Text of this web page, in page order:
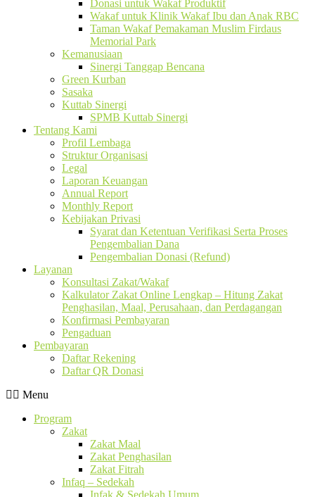
Donasi untuk Wakaf Produktif
Wakaf untuk Klinik Wakaf Ibu dan Anak RBC
Taman Wakaf Pemakaman Muslim Firdaus
Memorial Park
Kemanusiaan
Sinergi Tanggap Bencana
Green Kurban
Sasaka
Kuttab Sinergi
SPMB Kuttab Sinergi
Tentang Kami
Profil Lembaga
Struktur Organisasi
Legal
Laporan Keuangan
Annual Report
Monthly Report
Kebijakan Privasi
Syarat dan Ketentuan Verifikasi Serta Proses
Pengembalian Dana
Pengembalian Donasi (Refund)
Layanan
Konsultasi Zakat/Wakaf
Kalkulator Zakat Online Lengkap – Hitung Zakat
Penghasilan, Maal, Perusahaan, dan Perdagangan
Konfirmasi Pembayaran
Pengaduan
Pembayaran
Daftar Rekening
Daftar QR Donasi
Menu
Program
Zakat
Zakat Maal
Zakat Penghasilan
Zakat Fitrah
Infaq – Sedekah
Infak & Sedekah Umum